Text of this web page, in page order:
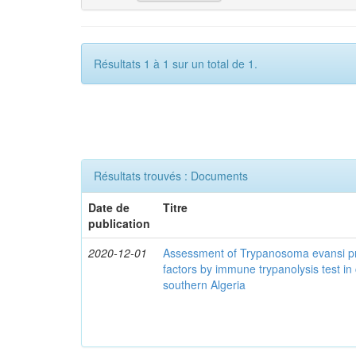
Résultats 1 à 1 sur un total de 1.
Résultats trouvés : Documents
Date de
publication
Titre
2020-12-01
Assessment of Trypanosoma evansi
factors by immune trypanolysis test
southern Algeria